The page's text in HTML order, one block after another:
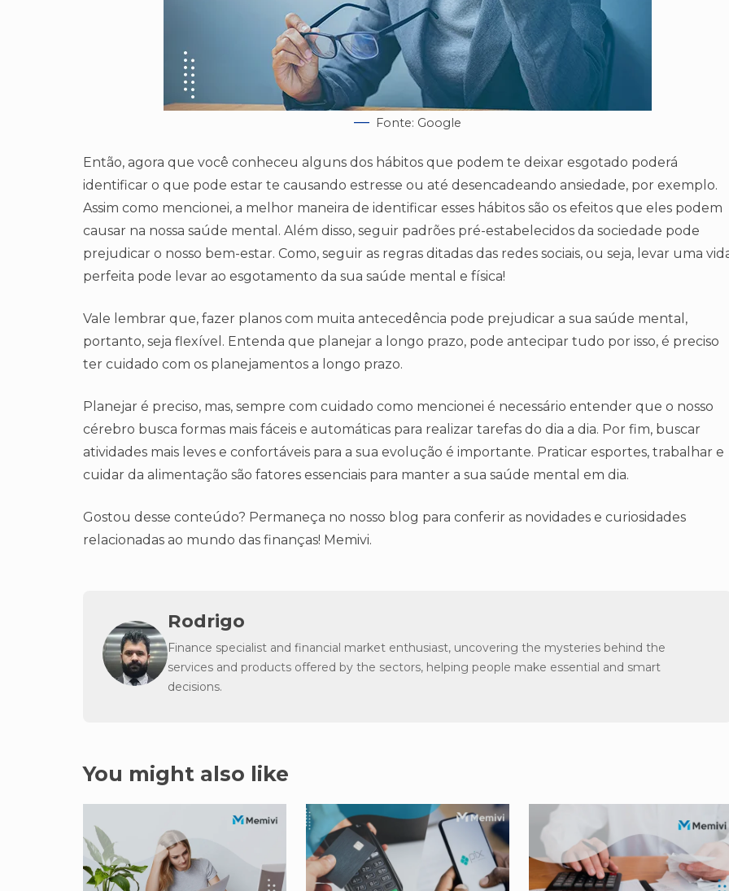
Fonte: Google
Então, agora que você conheceu alguns dos hábitos que podem te deixar esgotado poderá
identificar o que pode estar te causando estresse ou até desencadeando ansiedade, por exemplo.
Assim como mencionei, a melhor maneira de identificar esses hábitos são os efeitos que eles podem
causar na nossa saúde mental. Além disso, seguir padrões pré-estabelecidos da sociedade pode
prejudicar o nosso bem-estar. Como, seguir as regras ditadas das redes sociais, ou seja, levar uma
perfeita pode levar ao esgotamento da sua saúde mental e física!
Vale lembrar que, fazer planos com muita antecedência pode prejudicar a sua saúde mental,
portanto, seja flexível. Entenda que planejar a longo prazo, pode antecipar tudo por isso, é preciso
ter cuidado com os planejamentos a longo prazo.
Planejar é preciso, mas, sempre com cuidado como mencionei é necessário entender que o nosso
cérebro busca formas mais fáceis e automáticas para realizar tarefas do dia a dia. Por fim, buscar
atividades mais leves e confortáveis para a sua evolução é importante. Praticar esportes, trabalhar e
cuidar da alimentação são fatores essenciais para manter a sua saúde mental em dia.
Gostou desse conteúdo? Permaneça no nosso blog para conferir as novidades e curiosidades
relacionadas ao mundo das finanças! Memivi.
Rodrigo
Finance specialist and financial market enthusiast, uncovering the mysteries behind the
services and products offered by the sectors, helping people make essential and smart
decisions.
You might also like